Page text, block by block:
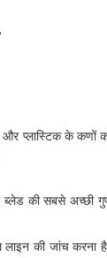
प्लास्टिक के कणों
की सबसे अच्छी
की जांच करना